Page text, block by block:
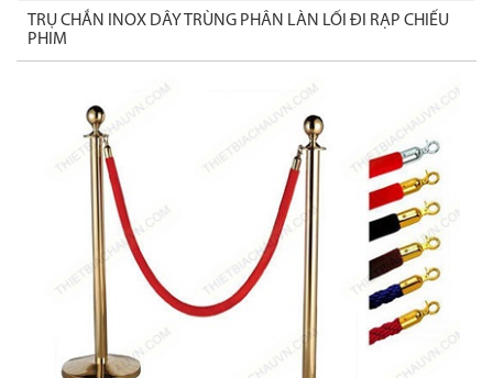
TRỤ CHẮN INOX DÂY TRÙNG PHÂN LÀN LỐI ĐI RẠP CHIẾU
PHIM